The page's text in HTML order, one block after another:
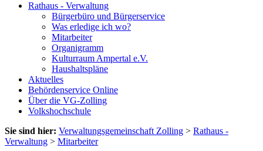
Rathaus - Verwaltung
Bürgerbüro und Bürgerservice
Was erledige ich wo?
Mitarbeiter
Organigramm
Kulturraum Ampertal e.V.
Haushaltspläne
Aktuelles
Behördenservice Online
Über die VG-Zolling
Volkshochschule
Sie sind hier: Verwaltungsgemeinschaft Zolling > Rathaus -
Verwaltung > Mitarbeiter